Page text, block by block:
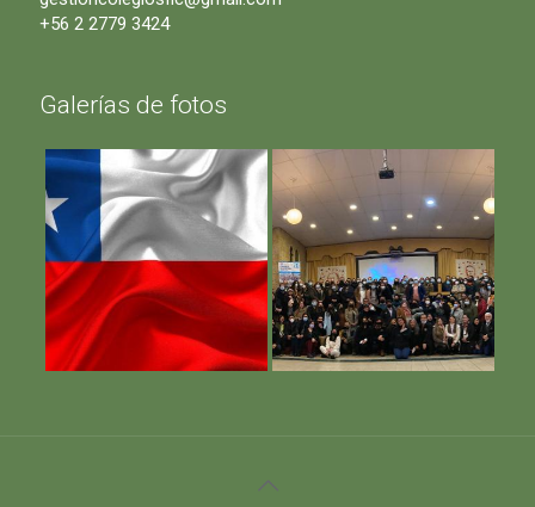
+56 2 2779 3424
Galerías de fotos